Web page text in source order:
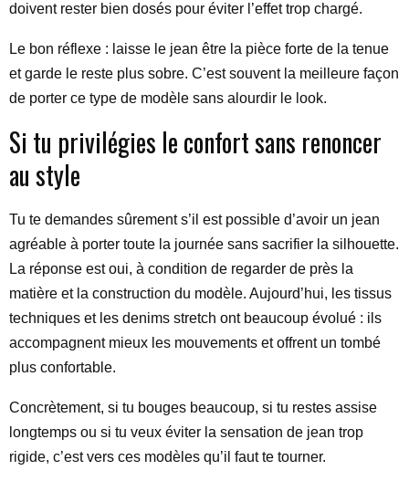
doivent rester bien dosés pour éviter l’effet trop chargé.
Le bon réflexe : laisse le jean être la pièce forte de la tenue
et garde le reste plus sobre. C’est souvent la meilleure façon
de porter ce type de modèle sans alourdir le look.
Si tu privilégies le confort sans renoncer
au style
Tu te demandes sûrement s’il est possible d’avoir un jean
agréable à porter toute la journée sans sacrifier la silhouette.
La réponse est oui, à condition de regarder de près la
matière et la construction du modèle. Aujourd’hui, les tissus
techniques et les denims stretch ont beaucoup évolué : ils
accompagnent mieux les mouvements et offrent un tombé
plus confortable.
Concrètement, si tu bouges beaucoup, si tu restes assise
longtemps ou si tu veux éviter la sensation de jean trop
rigide, c’est vers ces modèles qu’il faut te tourner.